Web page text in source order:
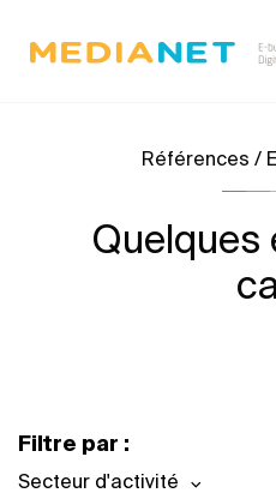
Références /
Quelques
Filtre par :
Secteur d'activité